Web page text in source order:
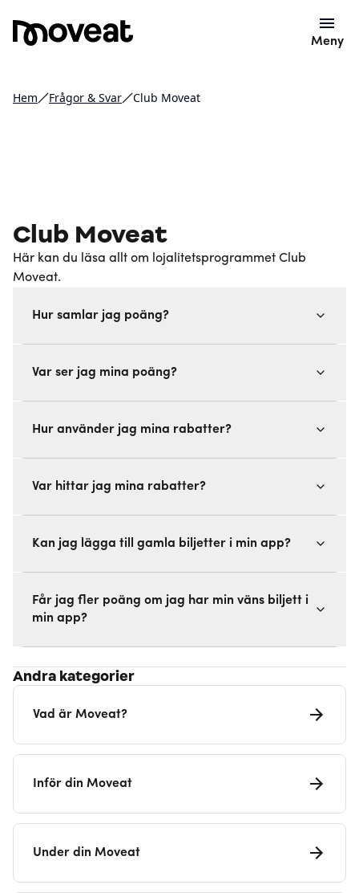
Meny
Hem Frågor & Svar Club Moveat
Club Moveat
Här kan du läsa allt om lojalitetsprogrammet Club
Moveat.
Hur samlar jag poäng?
Var ser jag mina poäng?
Hur använder jag mina rabatter?
Var hittar jag mina rabatter?
Kan jag lägga till gamla biljetter i min app?
Får jag fler poäng om jag har min väns biljett i
min app?
Andra kategorier
Vad är Moveat?
Inför din Moveat
Under din Moveat